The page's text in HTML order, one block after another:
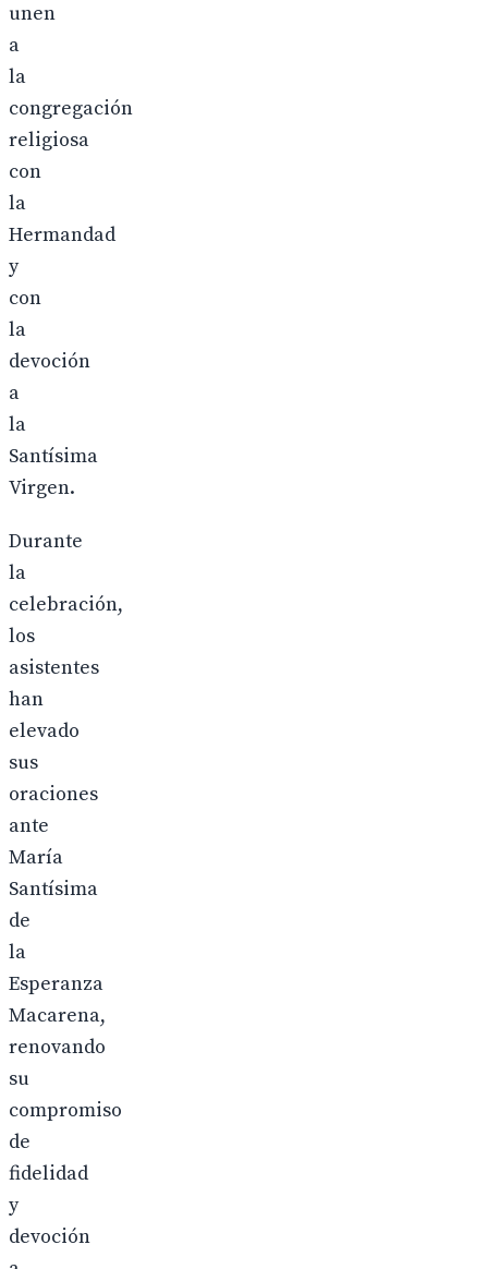
unen
a
la
congregación
religiosa
con
la
Hermandad
y
con
la
devoción
a
la
Santísima
Virgen.
Durante
la
celebración,
los
asistentes
han
elevado
sus
oraciones
ante
María
Santísima
de
la
Esperanza
Macarena,
renovando
su
compromiso
de
fidelidad
y
devoción